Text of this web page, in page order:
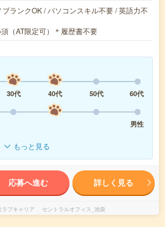
ランクOK / パソコンスキル不要 / 英語力不
（AT限定可）＊履歴書不要
30代 40代 50代
60代
男性
もっと見る
応募へ進む 詳しく見る
ラブキャリア セントラルオフィス_池袋